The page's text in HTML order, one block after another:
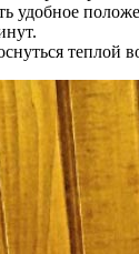
удобное
теплой